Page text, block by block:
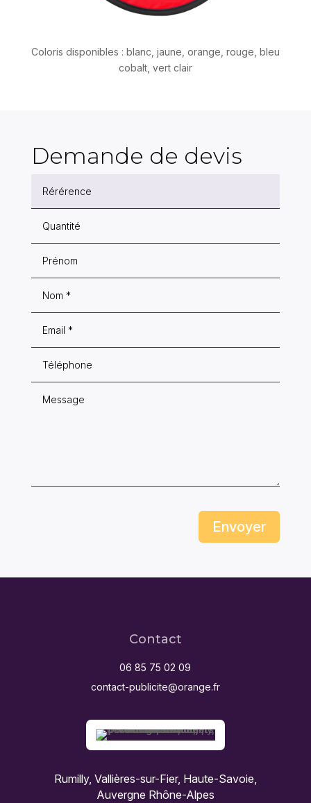
Coloris disponibles : blanc, jaune, orange, rouge, bleu
cobalt, vert clair
Demande de devis
Envoyer
Contact
06 85 75 02 09
contact-publicite@orange.fr
Rumilly, Vallières-sur-Fier, Haute-Savoie,
Auvergne Rhône-Alpes